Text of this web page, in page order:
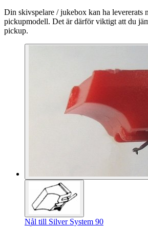
Din skivspelare / jukebox kan ha levererats
pickupmodell. Det är därför viktigt att du
pickup.
Nål till Silver System 90